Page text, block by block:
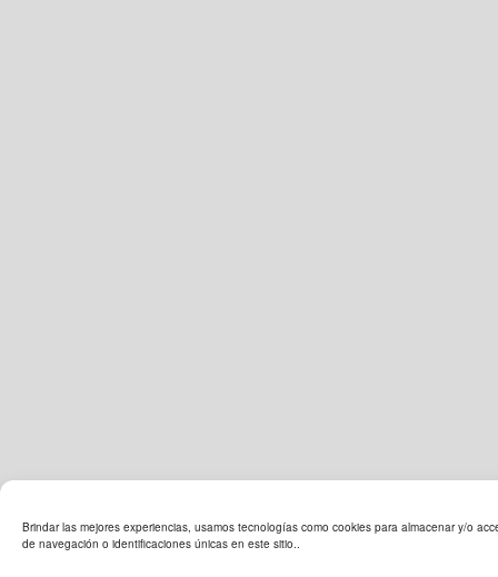
Brindar las mejores experiencias, usamos tecnologías como cookies para almacenar y/o
de navegación o identificaciones únicas en este sitio..